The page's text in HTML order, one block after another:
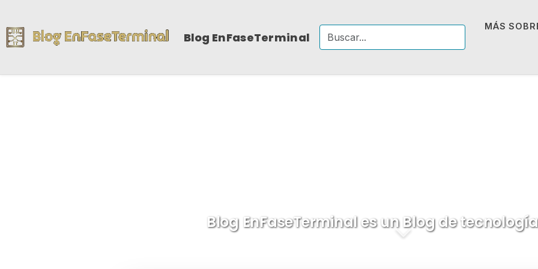
Blog EnFaseTerminal
MÁS
Blog EnFaseTerminal es un Blog de